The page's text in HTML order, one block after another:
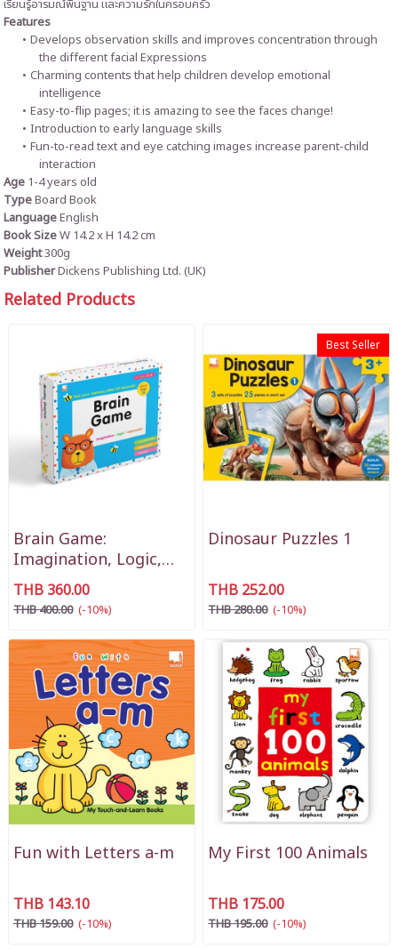
เรียนรู้อารมณ์พื้นฐาน และความรักในครอบครัว
Features
Develops observation skills and improves concentration through
the different facial Expressions
Charming contents that help children develop emotional
intelligence
Easy-to-flip pages; it is amazing to see the faces change!
Introduction to early language skills
Fun-to-read text and eye catching images increase parent-child
interaction
Age 1-4 years old
TypeBoard Book
LanguageEnglish
Book SizeW 14.2xH 14.2 cm
Weight300g
PublisherDickens Publishing Ltd. (UK)
Related Products
Brain Game:
Imagination, Logic,
Expression
THB 360.00
THB 400.00 (-10%)
Best Seller
Dinosaur Puzzles 1
THB 252.00
THB 280.00 (-10%)
Fun with Letters a-m
THB 143.10
THB 159.00 (-10%)
My First 100 Animals
THB 175.00
THB 195.00 (-10%)